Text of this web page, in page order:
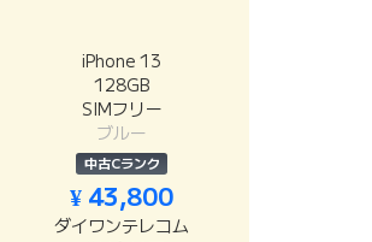
iPhone 13
128GB
SIMフリー
ブルー
中古Cランク
¥ 43,800
ダイワンテレコム